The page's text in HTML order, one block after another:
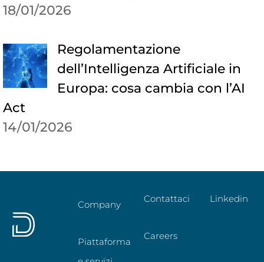
18/01/2026
Regolamentazione
dell’Intelligenza Artificiale in
Europa: cosa cambia con l’AI
Act
14/01/2026
Company
Piattaforma
Contattaci
Careers
Linkedin